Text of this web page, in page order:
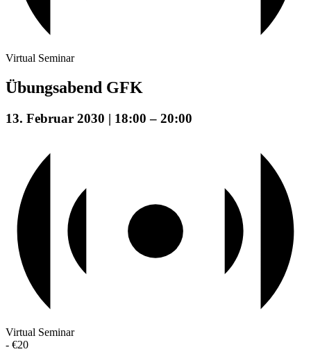
Virtual Seminar
Übungsabend GFK
13. Februar 2030 | 18:00 – 20:00
Virtual Seminar
- €20